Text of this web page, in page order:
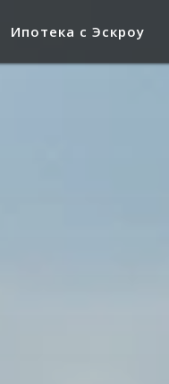
Ипотека с Эскроу